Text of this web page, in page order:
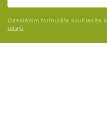
Odesláním formuláře souhlasíte s
údajů